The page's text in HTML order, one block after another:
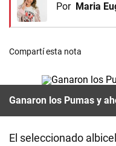
Por Maria
Compartí esta nota
Ganaron los Pumas y
El seleccionado